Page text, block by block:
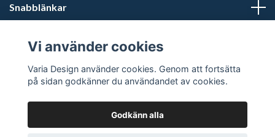
Snabblänkar
Sociala medier
© 2026 Varia Design - Din vikingashop för vikingasmycken
Vi använder cookies
Varia Design använder cookies. Genom att fortsätta
på sidan godkänner du användandet av cookies.
Godkänn alla